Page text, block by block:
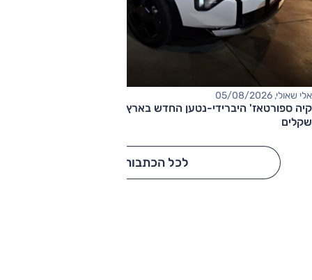
אלי שאולי, 05/08/2026
שקלים
לכל הכתבות